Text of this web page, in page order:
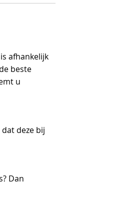
afhankelijk
beste
u
deze bij
Dan